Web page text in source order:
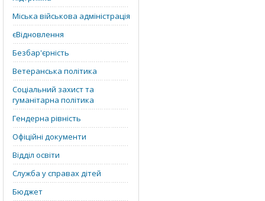
Міська військова адміністрація
єВідновлення
Безбар'єрність
Ветеранська політика
Соціальний захист та
гуманітарна політика
Гендерна рівність
Офіційні документи
Відділ освіти
Служба у справах дітей
Бюджет